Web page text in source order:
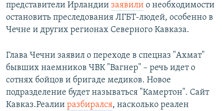
представители Ирландии заявили о необходимости
остановить преследования ЛГБТ-людей, особенно в
Чечне и других регионах Северного Кавказа.
Глава Чечни заявил о переходе в спецназ "Ахмат"
бывших наемников ЧВК "Вагнер" – речь идет о
сотнях бойцов и бригаде медиков. Новое
подразделение будет называться "Камертон". Сайт
Кавказ.Реалии разбирался, насколько реален